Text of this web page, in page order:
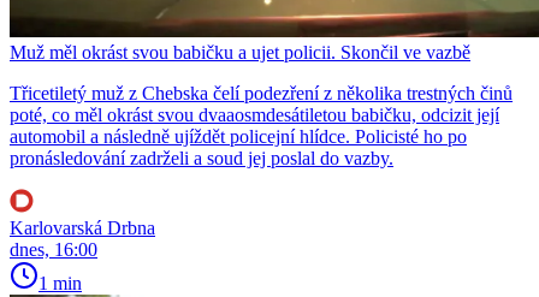
Muž měl okrást svou babičku a ujet policii. Skončil ve vazbě
Třicetiletý muž z Chebska čelí podezření z několika trestných činů
poté, co měl okrást svou dvaaosmdesátiletou babičku, odcizit její
automobil a následně ujíždět policejní hlídce. Policisté ho po
pronásledování zadrželi a soud jej poslal do vazby.
Karlovarská Drbna
dnes, 16:00
1 min